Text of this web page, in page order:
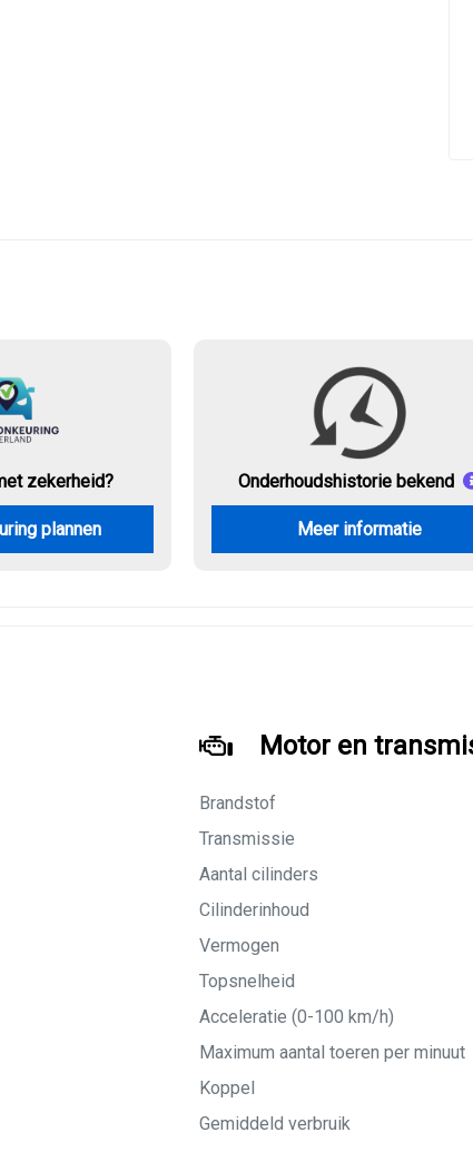
zekerheid?
plannen
Onderhoudshistorie bekend
Meer informatie
Motor en
Brandstof
Transmissie
Aantal cilinders
Cilinderinhoud
Vermogen
Topsnelheid
Acceleratie (0-100 km/h)
Maximum aantal toeren per minuut
Koppel
Gemiddeld verbruik